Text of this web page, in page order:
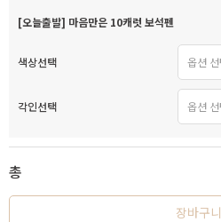
[오늘출발] 마음만은 10캐럿 보석펜
색상선택
각인선택
총
장바구니